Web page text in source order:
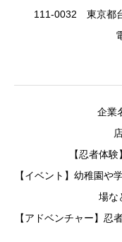
111-0032 東京都
企業
【忍者体
【イベント】幼稚園や
場な
【アドベンチャー】忍